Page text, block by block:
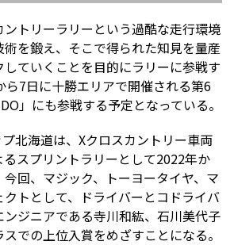
トリーラリーという過酷な走行環境
を鍛え、そこで得られた知見を量産
ていくことを目的にラリーに参戦す
ら7日に十勝エリアで開催される第6
」にも参戦する予定となっている。
北海道は、Xクロスカントリー車両
スプリントラリーとして2022年か
回、マジック、トーヨータイヤ、マ
トとして、ドライバーとコドライバ
ジニアである寺川和紘、石川美代子
での上位入賞をめざすことになる。